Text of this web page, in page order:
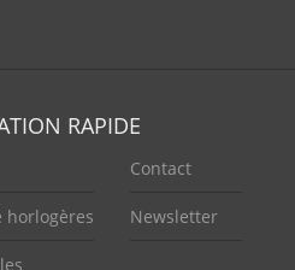
RAPIDE
horlogères
Contact
Newsletter